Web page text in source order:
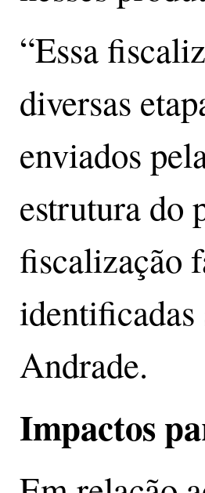
“Essa
diversas
enviados
estrutura do
fiscalização
identificadas
Andrade.
Impactos